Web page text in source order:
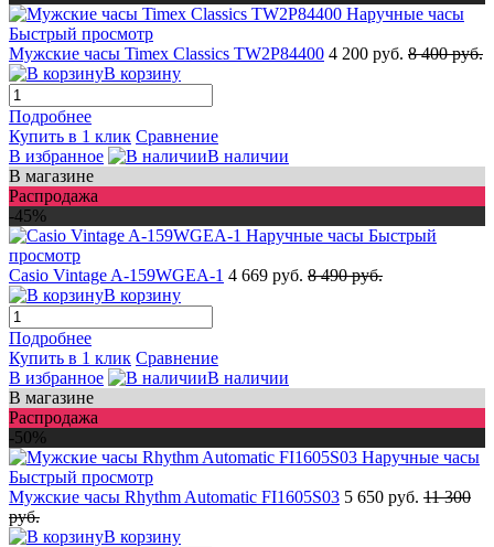
Быстрый просмотр
Мужские часы Timex Classics TW2P84400 4 200 руб. 8 400 руб.
В корзину
Подробнее
Купить в 1 клик Сравнение
В избранное
В наличии
В магазине
Распродажа
-45%
Быстрый
просмотр
Casio Vintage A-159WGEA-1 4 669 руб. 8 490 руб.
В корзину
Подробнее
Купить в 1 клик Сравнение
В избранное
В наличии
В магазине
Распродажа
-50%
Быстрый просмотр
Мужские часы Rhythm Automatic FI1605S03 5 650 руб. 11 300
руб.
В корзину